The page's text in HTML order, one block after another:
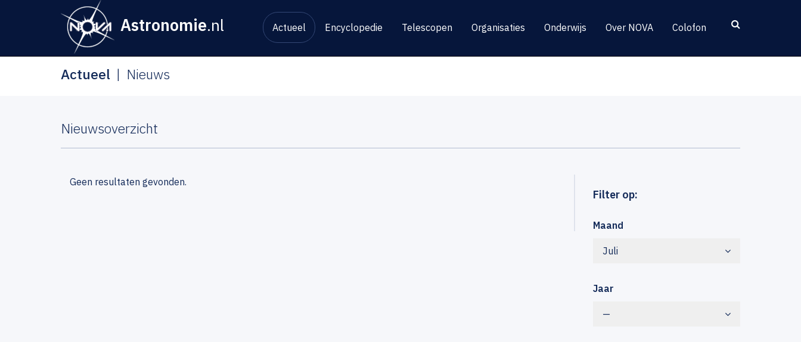
Astronomie.nl Actueel Encyclopedie Telescopen Organisaties Onderwijs Over NOVA Colofon
Actueel Nieuws
Nieuwsoverzicht
Filter op:
Maand
Juli
Jaar
—
Geen resultaten gevonden.